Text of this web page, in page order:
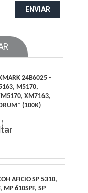
ENVIAR
24B6025 -
M5170,
XM7163,
(100K)
)
AFICIO SP 5310,
MP 610SPF, SP